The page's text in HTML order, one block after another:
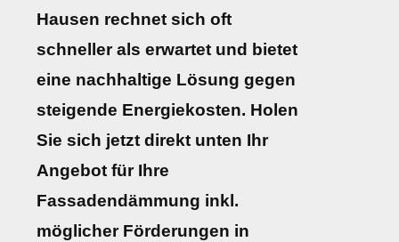
Hausen rechnet sich oft
schneller als erwartet und bietet
eine nachhaltige Lösung gegen
steigende Energiekosten. Holen
Sie sich jetzt direkt unten Ihr
Angebot für Ihre
Fassadendämmung inkl.
möglicher Förderungen in